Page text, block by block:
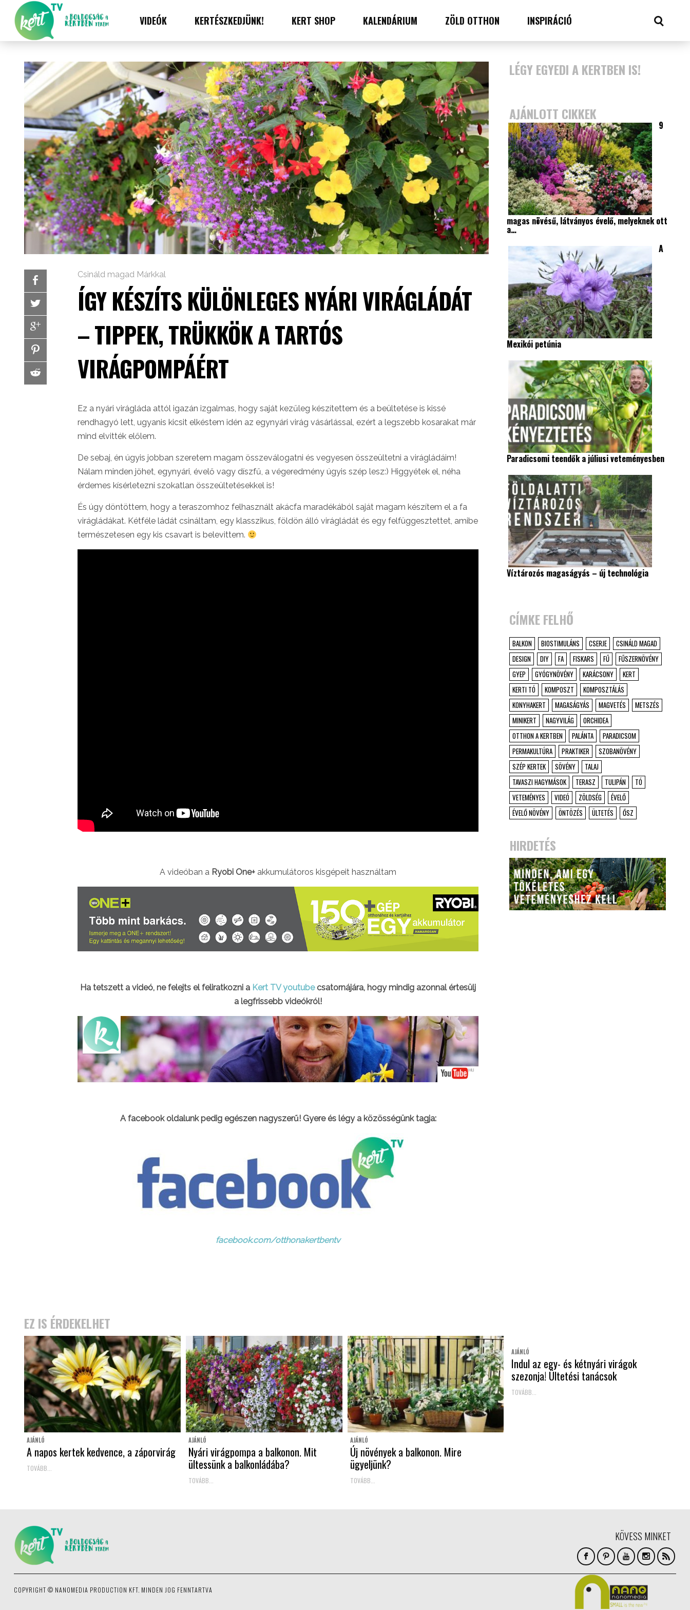
VIDEÓK KERTÉSZKEDJÜNK! KERT SHOP KALENDÁRIUM ZÖLD OTTHON INSPIRÁCIÓ
Csináld magad Márkkal
ÍGY KÉSZÍTS KÜLÖNLEGES NYÁRI VIRÁGLÁDÁT
– TIPPEK, TRÜKKÖK A TARTÓS
VIRÁGPOMPÁÉRT
Ez a nyári virágláda attól igazán izgalmas, hogy saját kezűleg készítettem és a beültetése is kissé
rendhagyó lett, ugyanis kicsit elkéstem idén az egynyári virág vásárlással, ezért a legszebb kosarakat már
mind elvitték előlem.
De sebaj, én úgyis jobban szeretem magam összeválogatni és vegyesen összeültetni a virágládáim!
Nálam minden jöhet, egynyári, évelő vagy díszfű, a végeredmény úgyis szép lesz:) Higgyétek el, néha
érdemes kísérletezni szokatlan összeültetésekkel is!
És úgy döntöttem, hogy a teraszomhoz felhasznált akácfa maradékából saját magam készítem el a fa
virágládákat. Kétféle ládát csináltam, egy klasszikus, földön álló virágládát és egy felfüggesztettet, amibe
természetesen egy kis csavart is belevittem.
A videóban a Ryobi One+ akkumulátoros kisgépeit használtam
Ha tetszett a videó, ne felejts el feliratkozni a Kert TV youtube csatornájára, hogy mindig azonnal értesülj
a legfrissebb videókról!
A facebook oldalunk pedig egészen nagyszerű! Gyere és légy a közösségünk tagja:
facebook.com/otthonakertbentv
LÉGY EGYEDI A KERTBEN IS!
AJÁNLOTT CIKKEK
9
magas növésű, látványos évelő, melyeknek ott
a…
A
Mexikói petúnia
Paradicsomi teendők a júliusi veteményesben
Víztározós magaságyás – új technológia
CÍMKE FELHŐ
BALKON BIOSTIMULÁNS CSERJE
CSINÁLD MAGAD
DESIGN
DIY FA FISKARS FŰ
FŰSZERNÖVÉNY
GYEP
GYÓGYNÖVÉNY KARÁCSONY
KERT
KERTI TÓ
KOMPOSZT
KOMPOSZTÁLÁS
KONYHAKERT
MAGASÁGYÁS MAGVETÉS
METSZÉS
MINIKERT
NAGYVILÁG
ORCHIDEA
OTTHON A KERTBEN
PALÁNTA
PARADICSOM
PERMAKULTÚRA
PRAKTIKER
SZOBANÖVÉNY
SZÉP KERTEK
SÖVÉNY
TALAJ
TAVASZI HAGYMÁSOK
TERASZ TULIPÁN
TÓ
VETEMÉNYES
VIDEÓ ZÖLDSÉG
ÉVELŐ
ÉVELŐ NÖVÉNY
ÖNTÖZÉS ÜLTETÉS ŐSZ
HIRDETÉS
EZ IS ÉRDEKELHET
AJÁNLÓ
A napos kertek kedvence, a záporvirág
TOVÁBB...
AJÁNLÓ
Nyári virágpompa a balkonon. Mit
ültessünk a balkonládába?
TOVÁBB...
AJÁNLÓ
Új növények a balkonon. Mire
ügyeljünk?
TOVÁBB...
AJÁNLÓ
Indul az egy- és kétnyári virágok
szezonja! Ültetési tanácsok
TOVÁBB...
KÖVESS MINKET
COPYRIGHT © NANOMEDIA PRODUCTION KFT. MINDEN JOG FENNTARTVA